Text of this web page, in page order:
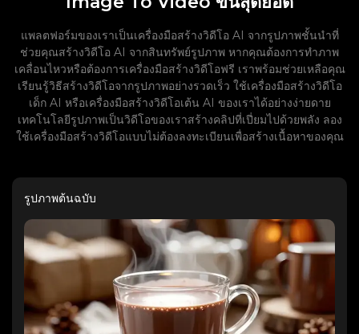
แพลตฟอร์มของเราเป็นเครื่องมือสร้างวิดีโอ AI จากรูปภาพชั้นนำที่
ช่วยคุณสร้างวิดีโอ AI จากสินทรัพย์รูปภาพ หากคุณต้องการทำภาพ
เคลื่อนไหวหรือต้องการเครื่องมือสร้างวิดีโอฟรี เราพร้อมช่วยเหลือคุณ
เรียนรู้วิธีสร้างวิดีโอจากรูปภาพอย่างรวดเร็ว ใช้เครื่องมือสร้างวิดีโอ
เด็ก AI หรือเครื่องมือสร้างวิดีโอเต้น AI ของเราได้อย่างง่ายดาย
เทคโนโลยีรูปภาพเป็นวิดีโอของเราสร้างคลิปที่เปี่ยมไปด้วยพลัง ลอง
ใช้เครื่องมือสร้างวิดีโอแบบไม่ต้องลงทะเบียนเพื่อสร้างเนื้อหาของคุณ
รูปภาพต้นฉบับ